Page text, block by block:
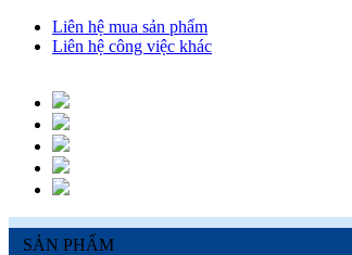
Liên hệ mua sản phẩm
Liên hệ công việc khác
SẢN PHẨM